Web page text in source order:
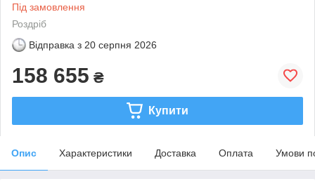
Під замовлення
Роздріб
Відправка з 20 серпня 2026
158 655 ₴
Купити
Опис Характеристики Доставка Оплата Умови